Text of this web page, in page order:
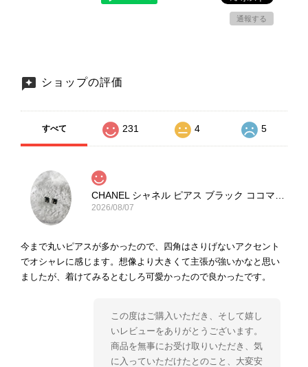
通報する
ショップの評価
すべて 231 4 5
2026/08/07
今まで丸いピアスが多かったので、四角はさりげないアクセント
でオシャレに感じます。想像より大きくて主張が強いかなと思い
ましたが、着けてみるとむしろ可愛かったので良かったです。
この度はご購入いただき、そして嬉し
いレビューをありがとうございます。
商品を無事にお受け取りいただき、気
に入っていただけたとのこと、大変安